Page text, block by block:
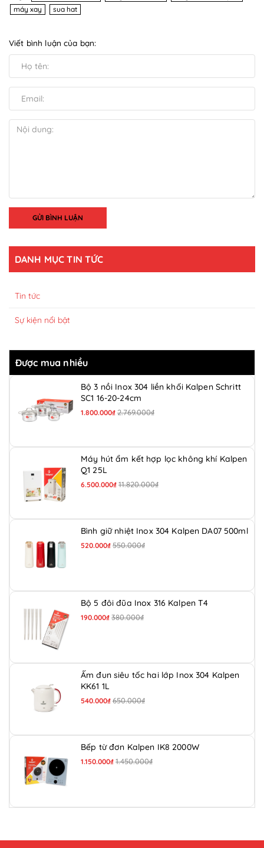
máy xay
sua hat
Viết bình luận của bạn:
GỬI BÌNH LUẬN
DANH MỤC TIN TỨC
Tin tức
Sự kiện nổi bật
Được mua nhiều
Bộ 3 nồi Inox 304 liền khối Kalpen Schritt
SC1 16-20-24cm
1.800.000₫ 2.769.000₫
Máy hút ẩm kết hợp lọc không khí Kalpen
Q1 25L
6.500.000₫ 11.820.000₫
Bình giữ nhiệt Inox 304 Kalpen DA07 500ml
520.000₫ 550.000₫
Bộ 5 đôi đũa Inox 316 Kalpen T4
190.000₫ 380.000₫
Ấm đun siêu tốc hai lớp Inox 304 Kalpen
KK61 1L
540.000₫ 650.000₫
Bếp từ đơn Kalpen IK8 2000W
1.150.000₫ 1.450.000₫